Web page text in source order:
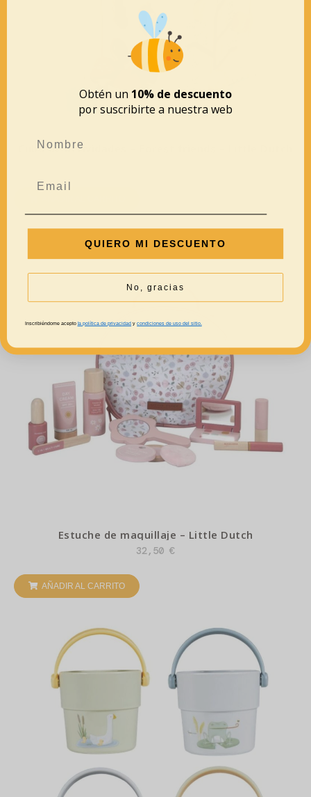
Cubo de actividades – Forest friends – Little Dutch
Estuche de maquillaje – Little Dutch
32,50 €
AÑADIR AL CARRITO
Obtén un 10% de descuento
por suscribirte a nuestra web
QUIERO MI DESCUENTO
No, gracias
Inscribiéndome acepto la política de privacidad ycondiciones de uso del sitio.